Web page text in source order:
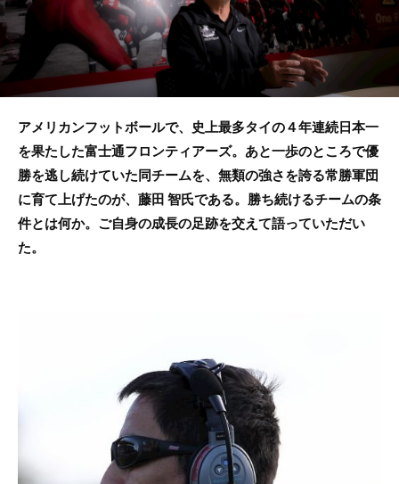
アメリカンフットボールで、史上最多タイの４年連続日本一
を果たした富士通フロンティアーズ。あと一歩のところで優
勝を逃し続けていた同チームを、無類の強さを誇る常勝軍団
に育て上げたのが、藤田 智氏である。勝ち続けるチームの条
件とは何か。ご自身の成長の足跡を交えて語っていただい
た。